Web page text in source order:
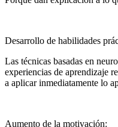
Desarrollo de habilidades
Las técnicas basadas en
experiencias de aprendizaje
a aplicar inmediatamente lo
Aumento de la motivación: